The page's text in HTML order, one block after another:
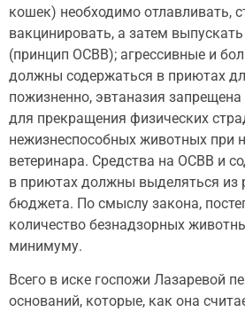
кошек) необходимо отлавливать,
вакцинировать, а затем
(принцип ОСВВ); агрессивные и
должны содержаться в приютах
пожизненно, эвтаназия
для прекращения физических
нежизнеспособных животных при
ветеринара. Средства на ОСВВ и
в приютах должны выделяться из
бюджета. По смыслу закона,
количество безнадзорных
минимуму.
Всего в иске госпожи Лазаревой
оснований, которые, как она